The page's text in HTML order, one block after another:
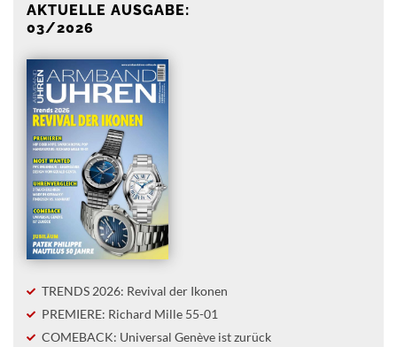
AKTUELLE AUSGABE:
03/2026
TRENDS 2026: Revival der Ikonen
PREMIERE: Richard Mille 55-01
COMEBACK: Universal Genève ist zurück